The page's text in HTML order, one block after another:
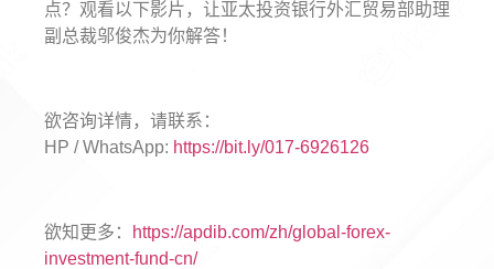
点？观看以下影片，让亚太投资银行外汇贸易部助理
副总裁邬俊杰为你解答！
欲咨询详情，请联系：
HP / WhatsApp: https://bit.ly/017-6926126
欲知更多：
https://apdib.com/zh/global-forex-
investment-fund-cn/